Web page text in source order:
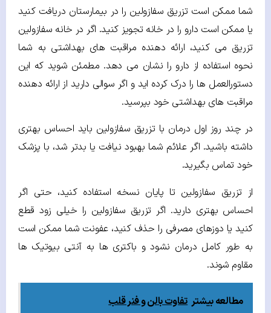
شما ممکن است تزریق سفازولین را در بیمارستان دریافت کنید
یا ممکن است دارو را در خانه تجویز کنید. اگر در خانه سفازولین
تزریق می کنید، ارائه دهنده مراقبت های بهداشتی به شما
نحوه استفاده از دارو را نشان می دهد. مطمئن شوید که این
دستورالعمل ها را درک کرده اید و اگر سوالی دارید از ارائه دهنده
مراقبت های بهداشتی خود بپرسید.
در چند روز اول درمان با تزریق سفازولین باید احساس بهتری
داشته باشید. اگر علائم شما بهبود نیافت یا بدتر شد، با پزشک
خود تماس بگیرید.
از تزریق سفازولین تا پایان نسخه استفاده کنید، حتی اگر
احساس بهتری دارید. اگر تزریق سفازولین را خیلی زود قطع
کنید یا دوزهای مصرفی را حذف کنید، عفونت شما ممکن است
به طور کامل درمان نشود و باکتری ها به آنتی بیوتیک ها
مقاوم شوند.
مطالعه بیشتر تفاوت بالن و فنر قلب